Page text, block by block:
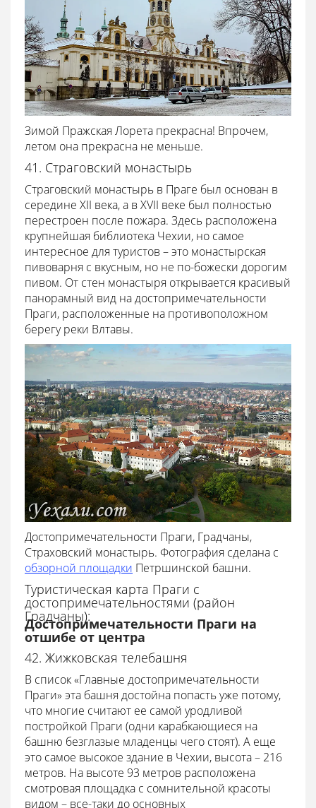
Зимой Пражская Лорета прекрасна! Впрочем,
летом она прекрасна не меньше.
41. Страговский монастырь
Страговский монастырь в Праге был основан в
середине XII века, а в XVII веке был полностью
перестроен после пожара. Здесь расположена
крупнейшая библиотека Чехии, но самое
интересное для туристов – это монастырская
пивоварня с вкусным, но не по-божески дорогим
пивом. От стен монастыря открывается красивый
панорамный вид на достопримечательности
Праги, расположенные на противоположном
берегу реки Влтавы.
Достопримечательности Праги, Градчаны,
Страховский монастырь. Фотография сделана с
обзорной площадки Петршинской башни.
Туристическая карта Праги с
достопримечательностями (район
Градчаны):
Достопримечательности Праги на
отшибе от центра
42. Жижковская телебашня
В список «Главные достопримечательности
Праги» эта башня достойна попасть уже потому,
что многие считают ее самой уродливой
постройкой Праги (одни карабкающиеся на
башню безглазые младенцы чего стоят). А еще
это самое высокое здание в Чехии, высота – 216
метров. На высоте 93 метров расположена
смотровая площадка с сомнительной красоты
видом – все-таки до основных